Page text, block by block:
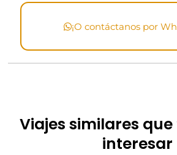
¡O contáctanos por
Viajes similares
interesar